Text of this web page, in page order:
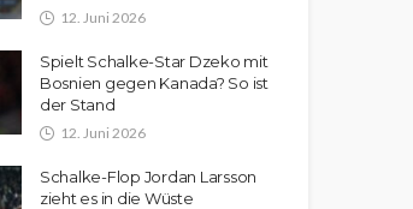
12. Juni 2026
Spielt Schalke-Star Dzeko mit
Bosnien gegen Kanada? So ist
der Stand
12. Juni 2026
Schalke-Flop Jordan Larsson
zieht es in die Wüste